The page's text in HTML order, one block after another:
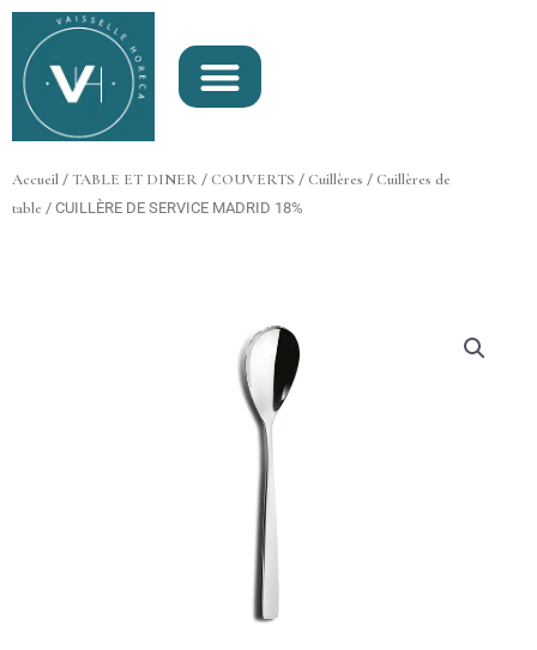
Aller
contenu
Accueil / TABLE ET DINER / COUVERTS / Cuillères / Cuillères de
table / CUILLÈRE DE SERVICE MADRID 18%